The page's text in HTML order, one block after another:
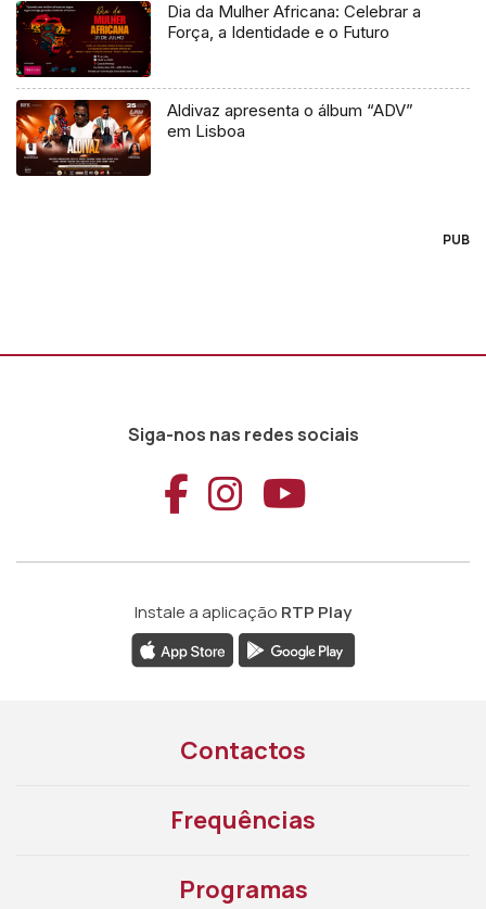
Dia da Mulher Africana: Celebrar a
Força, a Identidade e o Futuro
Aldivaz apresenta o álbum “ADV”
em Lisboa
PUB
Siga-nos nas redes sociais
Aceder ao
Aceder ao
Aceder
Instale a aplicação RTP Play
Contactos
Frequências
Programas